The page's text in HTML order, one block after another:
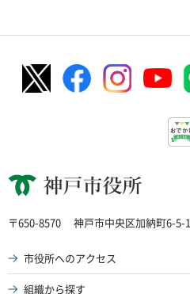
神戸市役所
〒650-8570 神戸市中央区加納町6-5-1
市役所へのアクセス
組織から探す